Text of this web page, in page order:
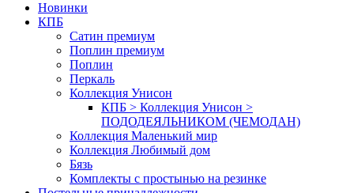
Новинки
КПБ
Сатин премиум
Поплин премиум
Поплин
Перкаль
Коллекция Унисон
КПБ > Коллекция Унисон >
ПОДОДЕЯЛЬНИКОМ (ЧЕМОДАН)
Коллекция Маленький мир
Коллекция Любимый дом
Бязь
Комплекты с простынью на резинке